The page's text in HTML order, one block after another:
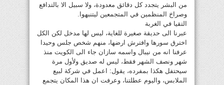
من البشر يتجدد كل دقائق معدودة، ولا سبيل الا بالتدافع
وصراخ المنظمين في المتجمعين ليتنبهوا.
التقيا في الغربة
عبرنا الى حديقة صغيرة للغاية، ليس لها مدخل لكن الكل
اخترق سورها وافترش ارضها، منهم شخص جلس وحيدا
عرفنا انه من نيبال واسمه سازان جاء الى الكويت منذ
شهر ونصف الشهر فقط، ليس له صديق ولأول مرة
سيحتفل هكذا بمفرده، يقول: اعمل في شركة لبيع
الملابس، واليوم عطلتنا، وعرفت ان هذا المكان يتجمع